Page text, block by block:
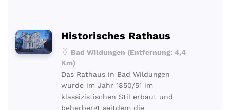
Historisches Rathaus
Bad Wildungen (Entfernung: 4,4
Km)
Das Rathaus in Bad Wildungen
wurde im Jahr 1850/51 im
klassizistischen Stil erbaut und
beherbergt seitdem die